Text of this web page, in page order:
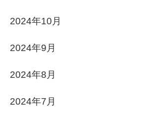
2024年10月
2024年9月
2024年8月
2024年7月